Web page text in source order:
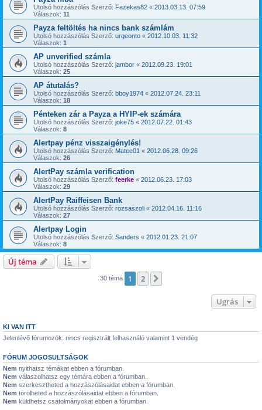
Utolsó hozzászólás Szerző: Fazekas82 « 2013.03.13. 07:59
Válaszok: 11
Payza feltöltés ha nincs bank számlám
Utolsó hozzászólás Szerző: urgeonto « 2012.10.03. 11:32
Válaszok: 1
AP unverified számla
Utolsó hozzászólás Szerző: jambor « 2012.09.23. 19:01
Válaszok: 25
AP átutalás?
Utolsó hozzászólás Szerző: bboy1974 « 2012.07.24. 23:11
Válaszok: 18
Pénteken zár a Payza a HYIP-ek számára
Utolsó hozzászólás Szerző: joke75 « 2012.07.22. 01:43
Válaszok: 8
Alertpay pénz visszaigénylés!
Utolsó hozzászólás Szerző: Matee01 « 2012.06.28. 09:26
Válaszok: 26
AlertPay számla verification
Utolsó hozzászólás Szerző: feerke « 2012.06.23. 17:03
Válaszok: 29
AlertPay Raiffeisen Bank
Utolsó hozzászólás Szerző: rozsaszoli « 2012.04.16. 11:16
Válaszok: 27
Alertpay Login
Utolsó hozzászólás Szerző: Sanders « 2012.01.23. 21:07
Válaszok: 8
Új téma
30 téma 1 2
Ugrás
KI VAN ITT
Jelenlévő fórumozók: nincs regisztrált felhasználó valamint 1 vendég
FÓRUM JOGOSULTSÁGOK
Nem nyithatsz témákat ebben a fórumban.
Nem válaszolhatsz egy témára ebben a fórumban.
Nem szerkesztheted a hozzászólásaidat ebben a fórumban.
Nem törölheted a hozzászólásaidat ebben a fórumban.
Nem küldhetsz csatolmányokat ebben a fórumban.